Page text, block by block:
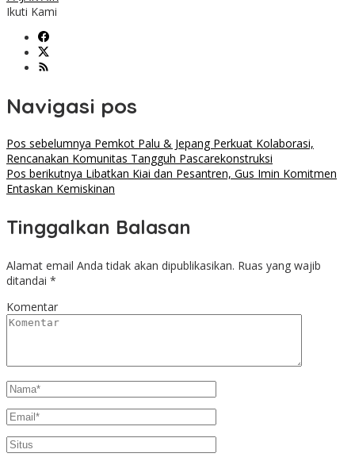
Ikuti Kami
Navigasi pos
Pos sebelumnya Pemkot Palu & Jepang Perkuat Kolaborasi,
Rencanakan Komunitas Tangguh Pascarekonstruksi
Pos berikutnya Libatkan Kiai dan Pesantren, Gus Imin Komitmen
Entaskan Kemiskinan
Tinggalkan Balasan
Alamat email Anda tidak akan dipublikasikan. Ruas yang wajib
ditandai *
Komentar